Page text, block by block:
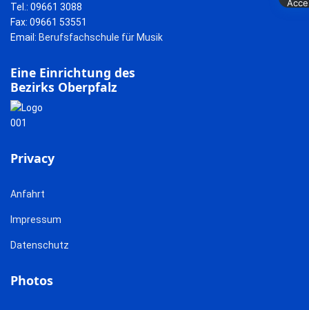
Tel.: 09661 3088
Fax: 09661 53551
Email: Berufsfachschule für Musik
Eine Einrichtung des
Bezirks Oberpfalz
Privacy
Anfahrt
Impressum
Datenschutz
Photos